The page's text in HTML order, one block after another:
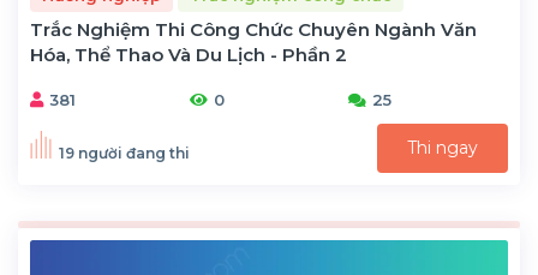
Trắc Nghiệm Thi Công Chức Chuyên Ngành Văn
Hóa, Thể Thao Và Du Lịch - Phần 2
381 0 25
19 người đang thi Thi ngay